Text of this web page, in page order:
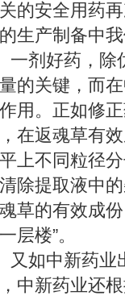
的安全用药
生产制备中
剂好药，除
的关键，而
用。正如修
在返魂草有
上不同粒径
除提取液中
草的有效成
层楼”。
如中新药业出
中新药业还